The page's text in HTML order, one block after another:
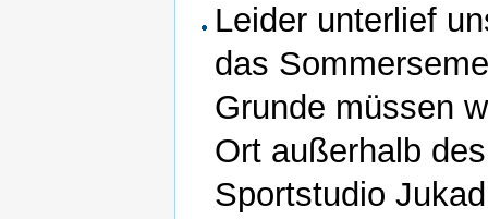
Leider unterlief
das
Grunde müssen
Ort außerhalb
Sportstudio